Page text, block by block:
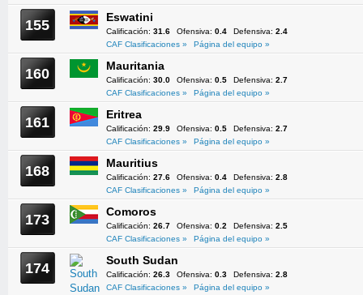
155 Eswatini
Calificación: 31.6 Ofensiva: 0.4 Defensiva: 2.4
CAF Clasificaciones »
Página del equipo »
160 Mauritania
Calificación: 30.0 Ofensiva: 0.5 Defensiva: 2.7
CAF Clasificaciones »
Página del equipo »
161 Eritrea
Calificación: 29.9 Ofensiva: 0.5 Defensiva: 2.7
CAF Clasificaciones »
Página del equipo »
168 Mauritius
Calificación: 27.6 Ofensiva: 0.4 Defensiva: 2.8
CAF Clasificaciones »
Página del equipo »
173 Comoros
Calificación: 26.7 Ofensiva: 0.2 Defensiva: 2.5
CAF Clasificaciones »
Página del equipo »
174 South Sudan
Calificación: 26.3 Ofensiva: 0.3 Defensiva: 2.8
CAF Clasificaciones »
Página del equipo »